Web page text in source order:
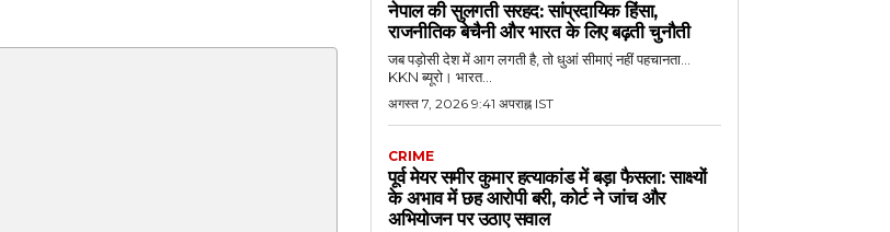
नेपाल की सुलगती सरहद: सांप्रदायिक हिंसा,
राजनीतिक बेचैनी और भारत के लिए बढ़ती चुनौती
जब पड़ोसी देश में आग लगती है, तो धुआं सीमाएं नहीं पहचानता...
KKN ब्यूरो। भारत...
अगस्त 7, 2026 9:41 अपराह्न IST
CRIME
पूर्व मेयर समीर कुमार हत्याकांड में बड़ा फैसला: साक्ष्यों
के अभाव में छह आरोपी बरी, कोर्ट ने जांच और
अभियोजन पर उठाए सवाल